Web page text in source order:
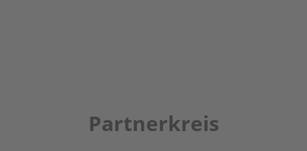
Partnerkreis